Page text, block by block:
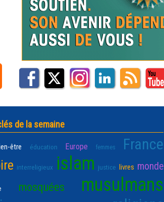
de la semaine
être éducation Europe femmes France
interreligieux islam justice livres monde
mosquées musulmans